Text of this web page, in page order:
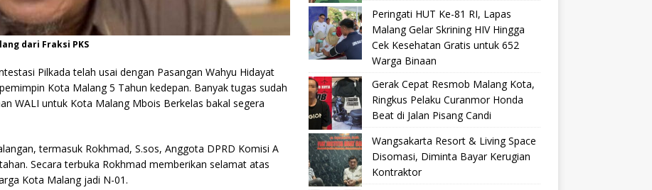
dari Fraksi PKS
Pilkada telah usai dengan Pasangan Wahyu Hidayat
Kota Malang 5 Tahun kedepan. Banyak tugas sudah
WALI untuk Kota Malang Mbois Berkelas bakal segera
termasuk Rokhmad, S.sos, Anggota DPRD Komisi A
Secara terbuka Rokhmad memberikan selamat atas
Kota Malang jadi N-01.
Peringati HUT Ke-81 RI, Lapas
Malang Gelar Skrining HIV Hingga
Cek Kesehatan Gratis untuk 652
Warga Binaan
Gerak Cepat Resmob Malang Kota,
Ringkus Pelaku Curanmor Honda
Beat di Jalan Pisang Candi
Wangsakarta Resort & Living Space
Disomasi, Diminta Bayar Kerugian
Kontraktor